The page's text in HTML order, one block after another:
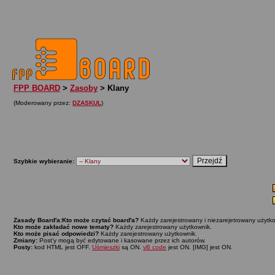
FPP BOARD > Zasoby > Klany
(Moderowany przez: DZASKUL )
Szybkie wybieranie:
Zasady Board'a:Kto może czytać board'a? Każdy zarejestrowany i niezarejetrowany
Kto może zakładać nowe tematy? Każdy zarejestrowany użytkownik.
Kto może pisać odpowiedzi? Każdy zarejestrowany użytkownik.
Zmiany: Post'y mogą być edytowane i kasowane przez ich autorów.
Posty: kod HTML jest OFF. Uśmieszki są ON. vB code jest ON. [IMG] jest ON.